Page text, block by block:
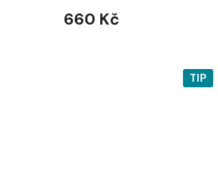
660 Kč
TIP